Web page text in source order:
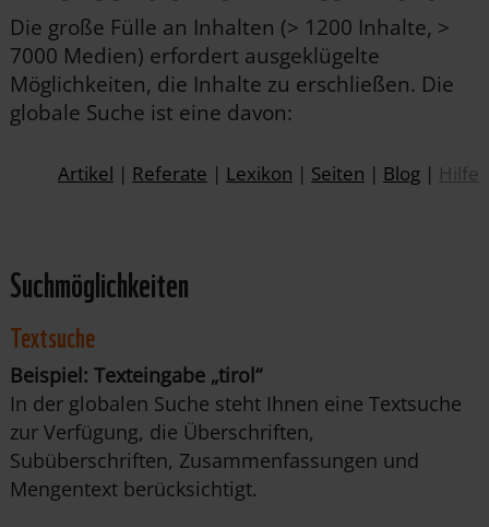
Die große Fülle an Inhalten (> 1200 Inhalte, >
7000 Medien) erfordert ausgeklügelte
Möglichkeiten, die Inhalte zu erschließen. Die
globale Suche ist eine davon:
Artikel | Referate | Lexikon | Seiten | Blog | Hilfe
Suchmöglichkeiten
Textsuche
Beispiel: Texteingabe „tirol“
In der globalen Suche steht Ihnen eine Textsuche
zur Verfügung, die Überschriften,
Subüberschriften, Zusammenfassungen und
Mengentext berücksichtigt.